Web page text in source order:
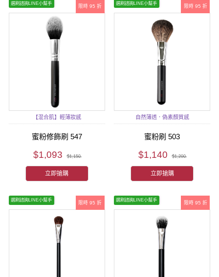
限時 95 折
選刷諮詢LINE小幫手
【混合肌】輕薄妝感
蜜粉修飾刷 547
$1,093 $1,150
立即搶購
限時 95 折
選刷諮詢LINE小幫手
自然薄透．偽素顏質感
蜜粉刷 503
$1,140 $1,200
立即搶購
限時 95 折
選刷諮詢LINE小幫手
限時 95 折
選刷諮詢LINE小幫手